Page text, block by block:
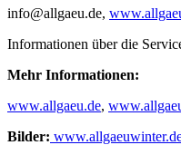
info@allgaeu.de,
Informationen über die
Mehr Informationen:
www.allgaeu.de,
Bilder: